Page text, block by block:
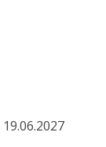
19.06.2027